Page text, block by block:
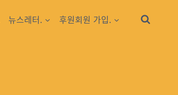
뉴스레터. 후원회원 가입.